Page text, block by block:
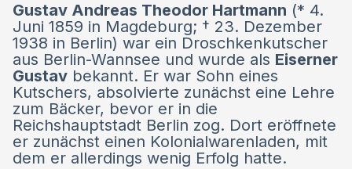
Gustav Andreas Theodor Hartmann (* 4.
Juni 1859 in Magdeburg; † 23. Dezember
1938 in Berlin) war ein Droschkenkutscher
aus Berlin-Wannsee und wurde als Eiserner
Gustav bekannt. Er war Sohn eines
Kutschers, absolvierte zunächst eine Lehre
zum Bäcker, bevor er in die
Reichshauptstadt Berlin zog. Dort eröffnete
er zunächst einen Kolonialwarenladen, mit
dem er allerdings wenig Erfolg hatte.